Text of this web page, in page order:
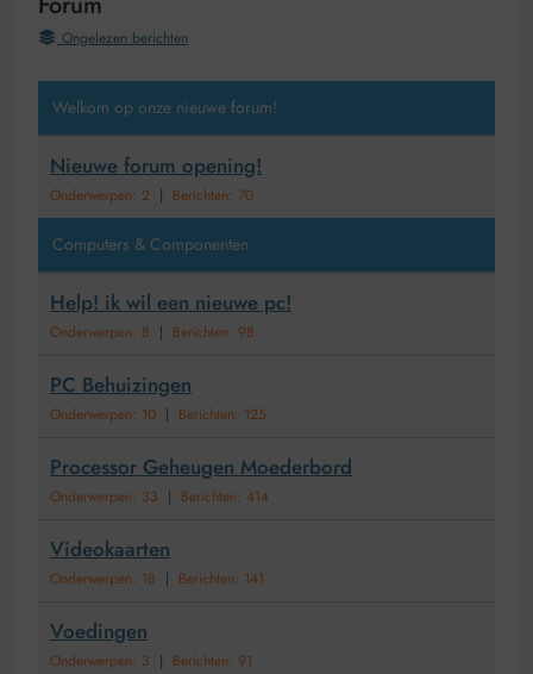
Ongelezen berichten
Welkom op onze nieuwe forum!
Nieuwe forum opening!
Onderwerpen: 2 | Berichten: 70
Computers & Componenten
Help! ik wil een nieuwe pc!
Onderwerpen: 8 | Berichten: 98
PC Behuizingen
Onderwerpen: 10 | Berichten: 125
Processor Geheugen Moederbord
Onderwerpen: 33 | Berichten: 414
Videokaarten
Onderwerpen: 18 | Berichten: 141
Voedingen
Onderwerpen: 3 | Berichten: 91